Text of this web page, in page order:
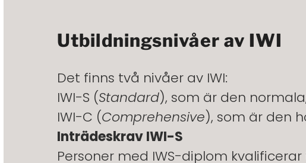
Utbildningsnivåer av IWI
Det finns två nivåer av IWI:
IWI-S (Standard), som är den
IWI-C (Comprehensive), som är den
Inträdeskrav IWI-S
Personer med IWS-diplom